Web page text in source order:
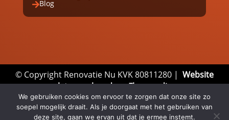
Blog
© Copyright Renovatie Nu KVK 80811280 | Website
laten maken door Flexamedia
Privacyverklaring|Disclaimer| Algemene
Voorwaarden
We gebruiken cookies om ervoor te zorgen dat onze site zo
soepel mogelijk draait. Als je doorgaat met het gebruiken van
deze site, gaan we ervan uit dat je ermee instemt.